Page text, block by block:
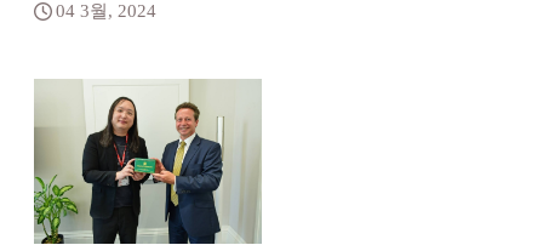
04 3월, 2024